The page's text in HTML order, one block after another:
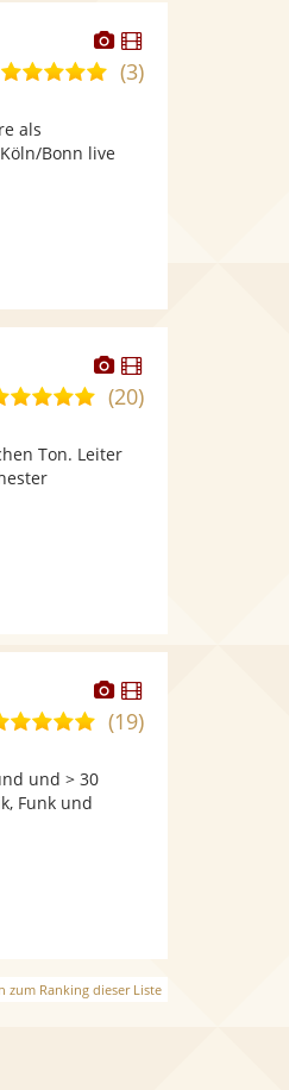
Dieser
Künstler
stellt
Dieser
Künstler
5,0
Sternen
(3)
als
Bonn live
Dieser
Künstler
stellt
bereit.
Dieser
Künstler
5,0
5
(20)
Ton. Leiter
Dieser
Künstler
stellt
Dieser
Künstler
5,0
5
(19)
und > 30
Funk und
zum Ranking dieser Liste